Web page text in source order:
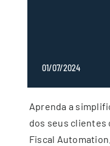
01/07/2024
Aprenda a
dos seus clientes
Fiscal Automation.